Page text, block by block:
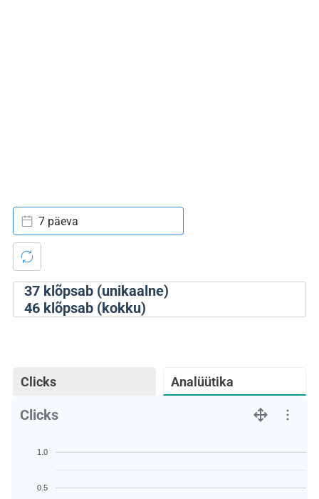
37klõpsab (unikaalne)
46klõpsab (kokku)
7 päeva
Clicks Analüütika
Clicks
0.5
1.0